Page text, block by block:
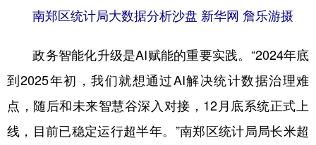
南郑区统计局大数据分析沙盘 新华网 詹乐游摄
政务智能化升级是AI赋能的重要实践。“2024年底
到2025年初，我们就想通过AI解决统计数据治理难
点，随后和未来智慧谷深入对接，12月底系统正式上
线，目前已稳定运行超半年。”南郑区统计局局长米超